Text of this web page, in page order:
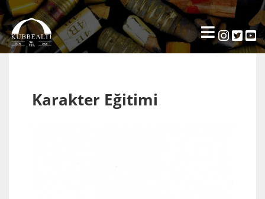
Karakter Eğitimi